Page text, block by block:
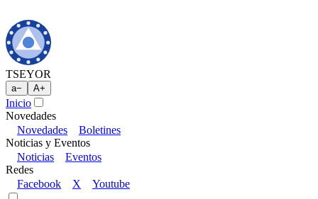
TSEYOR
a− A+
Inicio
Novedades
Novedades
Boletines
Noticias y Eventos
Noticias
Eventos
Redes
Facebook
X Youtube